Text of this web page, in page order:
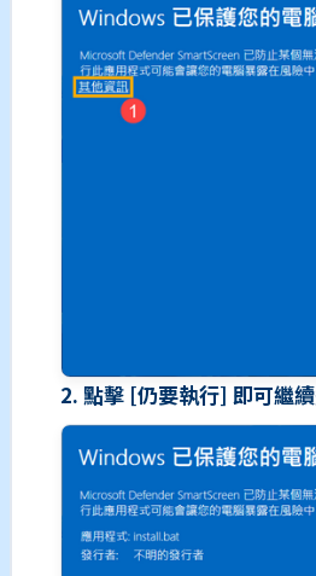
2. 點擊 [仍要執行] 即可繼